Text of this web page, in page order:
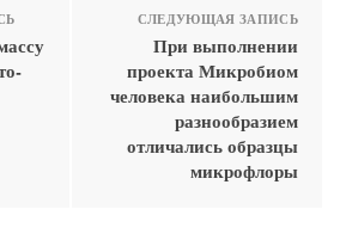
СЛЕДУЮЩАЯ ЗАПИСЬ
При выполнении
проекта Микробиом
человека наибольшим
разнообразием
отличались образцы
микрофлоры